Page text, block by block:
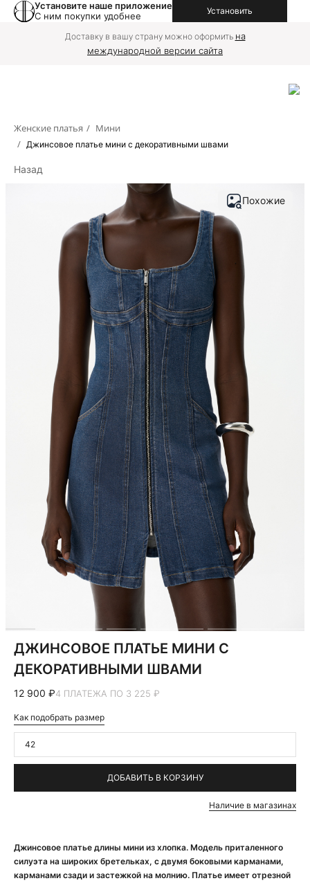
Установите наше приложение
С ним покупки удобнее
Установить
Доставку в вашу страну можно оформить на
международной версии сайта
Женские платья / Мини
/ Джинсовое платье мини с декоративными швами
Назад
Джинсовое платье длины мини из хлопка. Модель приталенного
силуэта на широких бретельках, с двумя боковыми карманами,
карманами сзади и застежкой на молнию. Платье имеет отрезной
Похожие
ДЖИНСОВОЕ ПЛАТЬЕ МИНИ С
ДЕКОРАТИВНЫМИ ШВАМИ
12 900 ₽4 ПЛАТЕЖА ПО 3 225 ₽
Как подобрать размер
42
ДОБАВИТЬ В КОРЗИНУ
Наличие в магазинах